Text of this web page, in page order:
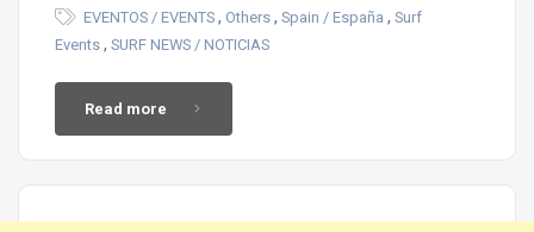
EVENTOS / EVENTS , Others , Spain / España , Surf
Events , SURF NEWS / NOTICIAS
Read more